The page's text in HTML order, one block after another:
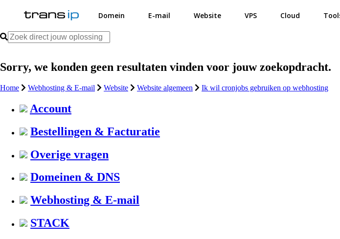
Domein E-mail Website VPS Cloud
Sorry, we konden geen resultaten vinden voor jouw zoekopdracht.
Home Webhosting & E-mail Website Website algemeen Ik wil cronjobs gebruiken op webhosting
Account
Bestellingen & Facturatie
Overige vragen
Domeinen & DNS
Webhosting & E-mail
STACK